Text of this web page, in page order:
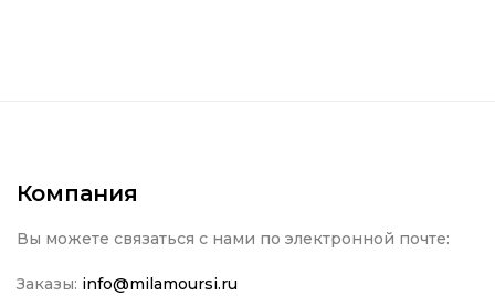
Компания
Вы можете связаться с нами по электронной почте:
Заказы: info@milamoursi.ru